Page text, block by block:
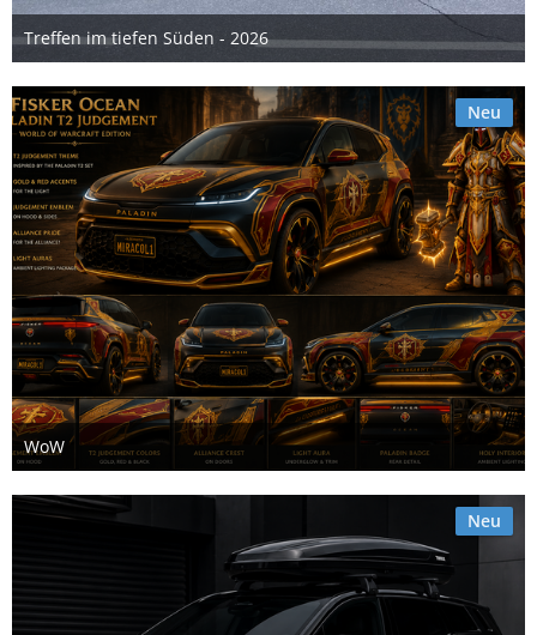
Treffen im tiefen Süden - 2026
19. Juli 2026
3
WoW
15. Juli 2026
Neu
Neu